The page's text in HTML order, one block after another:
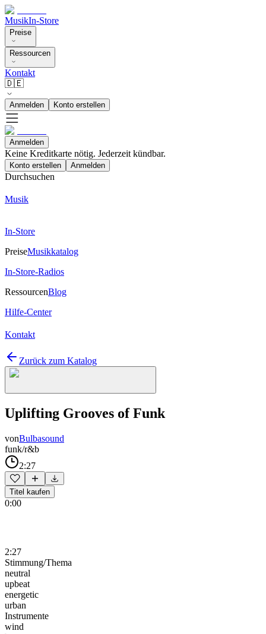
MusikIn-Store
Preise
Ressourcen
Kontakt
🇩🇪
Anmelden Konto erstellen
Anmelden
Keine Kreditkarte nötig. Jederzeit kündbar.
Konto erstellen Anmelden
Durchsuchen
Musik
In-Store
PreiseMusikkatalog
In-Store-Radios
RessourcenBlog
Hilfe-Center
Kontakt
Zurück zum Katalog
Uplifting Grooves of Funk
vonBulbasound
funk/r&b
2:27
Titel kaufen
0:00
2:27
Stimmung/Thema
neutral
upbeat
energetic
urban
Instrumente
wind